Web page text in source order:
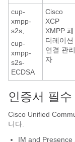
cup-
xmpp-
s2s,
cup-
xmpp-
s2s-
ECDSA
Cisco
XCP
XMPP 페
더레이션
연결 관리
자
인증서 필수
Cisco Unified
니다.
IM and Presence